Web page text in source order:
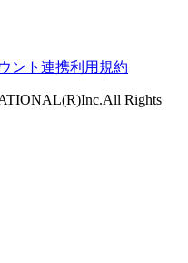
ント連携利用規約
Rights